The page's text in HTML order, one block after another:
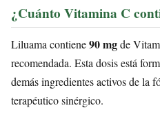
¿Cuánto Vitamina C
Liluama contiene90 mgde
recomendada. Esta dosis está
demás ingredientes activos de la
terapéutico sinérgico.